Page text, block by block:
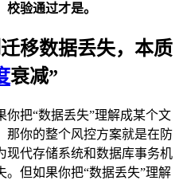
验通过才是。
移数据丢失，本质
衰减”
把“数据丢失”理解成某个文
那你的整个风控方案就是在防
现代存储系统和数据库事务机
但如果你把“数据丢失”理解